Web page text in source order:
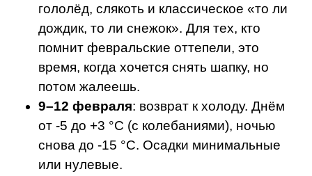
гололёд, слякоть и классическое «то ли
дождик, то ли снежок». Для тех, кто
помнит февральские оттепели, это
время, когда хочется снять шапку, но
потом жалеешь.
9–12 февраля: возврат к холоду. Днём
от -5 до +3 °C (с колебаниями), ночью
снова до -15 °C. Осадки минимальные
или нулевые.